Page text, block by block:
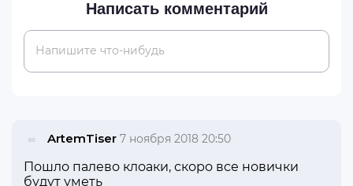
Написать комментарий
Напишите что-нибудь
ArtemTiser 7 ноября 2018 20:50
Пошло палево клоаки, скоро все новички
будут уметь